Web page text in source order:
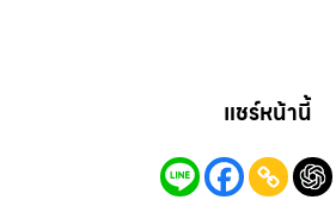
แชร์หน้านี้